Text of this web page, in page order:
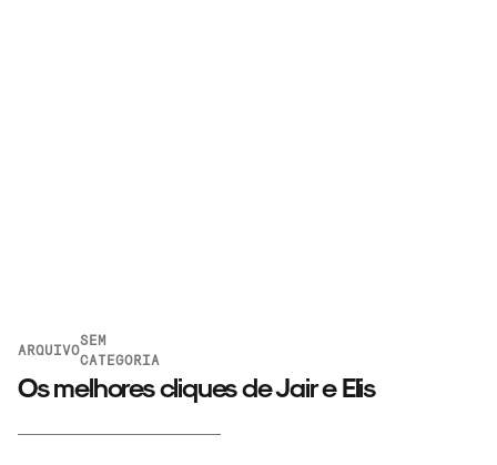
ARQUIVO
SEM
CATEGORIA
Os melhores cliques de Jair e Elis